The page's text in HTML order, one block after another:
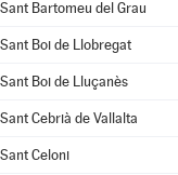
Sant Bartomeu del Grau
Sant Boi de Llobregat
Sant Boi de Lluçanès
Sant Cebrià de Vallalta
Sant Celoni